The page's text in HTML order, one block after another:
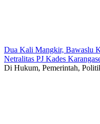
Dua Kali Mangkir, Bawaslu
Netralitas PJ Kades
Di Hukum, Pemerintah,